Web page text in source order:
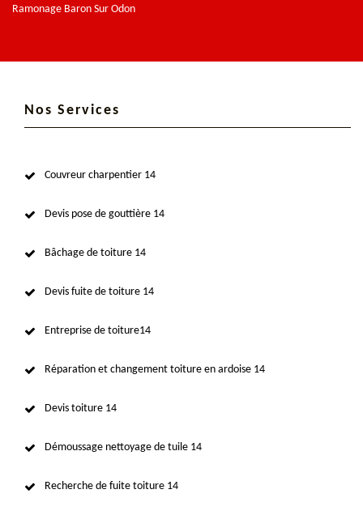
Ramonage Baron Sur Odon
Nos Services
Couvreur charpentier 14
Devis pose de gouttière 14
Bâchage de toiture 14
Devis fuite de toiture 14
Entreprise de toiture14
Réparation et changement toiture en ardoise 14
Devis toiture 14
Démoussage nettoyage de tuile 14
Recherche de fuite toiture 14